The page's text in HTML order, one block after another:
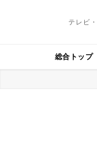
テレビ
総合トップ